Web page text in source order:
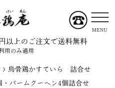
MENU
以上のご注文で送料無料
用のみ適用
烏骨鶏かすていら 詰合せ
バームクーヘン4個詰合せ